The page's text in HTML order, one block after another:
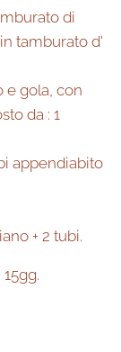
di
tamburato d'
e gola, con
da : 1
appendiabito
+ 2 tubi.